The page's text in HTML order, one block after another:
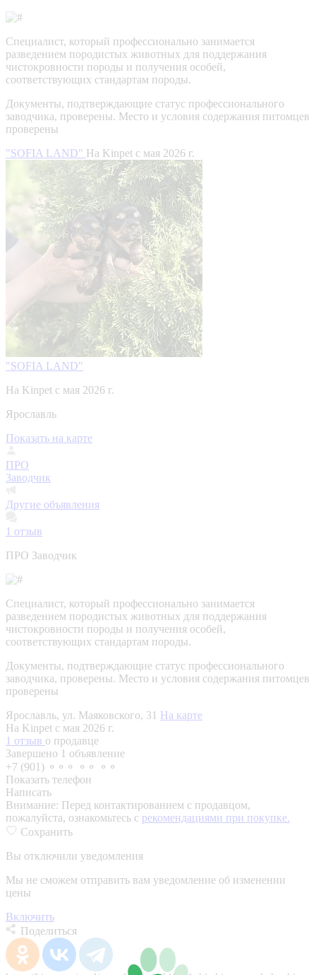
Специалист, который профессионально занимается
разведением породистых животных для поддержания
чистокровности породы и получения особей,
соответствующих стандартам породы.
Документы, подтверждающие статус профессионального
заводчика, проверены. Место и условия содержания питомцев
проверены
"SOFIA LAND" На Kinpet c мая 2026 г.
"SOFIA LAND"
На Kinpet c мая 2026 г.
Ярославль
Показать на карте
ПРО
Заводчик
Другие объявления
1 отзыв
ПРО Заводчик
Специалист, который профессионально занимается
разведением породистых животных для поддержания
чистокровности породы и получения особей,
соответствующих стандартам породы.
Документы, подтверждающие статус профессионального
заводчика, проверены. Место и условия содержания питомцев
проверены
Ярославль, ул. Маяковского, 31 На карте
На Kinpet c мая 2026 г.
1 отзыв о продавце
Завершено 1 объявление
+7 (901) ⚬⚬⚬ ⚬⚬ ⚬⚬
Показать телефон
Написать
Внимание: Перед контактированием с продавцом,
пожалуйста, ознакомьтесь с рекомендациями при покупке.
Сохранить
Вы отключили уведомления
Мы не сможем отправить вам уведомление об изменении
цены
Включить
Поделиться